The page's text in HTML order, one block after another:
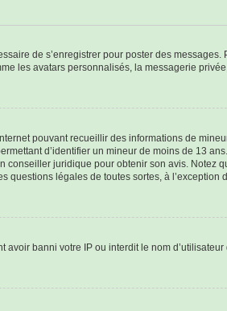
de s’enregistrer pour poster des messages.
les avatars personnalisés, la messagerie
pouvant recueillir des informations de
d’identifier un mineur de moins de 13
conseiller juridique pour obtenir son avis. Notez
légales de toutes sortes, à l’exception
avoir banni votre IP ou interdit le nom